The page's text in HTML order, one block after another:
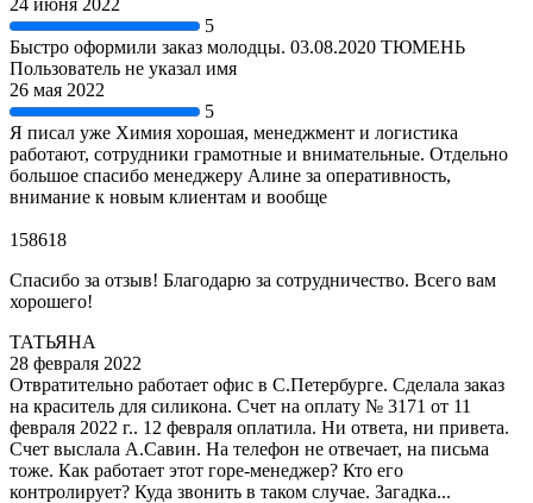
5
Быстро оформили заказ молодцы. 03.08.2020 ТЮМЕНЬ
Пользователь не указал имя
26 мая 2022
5
Я писал уже Химия хорошая, менеджмент и логистика
работают, сотрудники грамотные и внимательные. Отдельно
большое спасибо менеджеру Алине за оперативность,
внимание к новым клиентам и вообще
158618
Спасибо за отзыв! Благодарю за сотрудничество. Всего вам
хорошего!
ТАТЬЯНА
28 февраля 2022
Отвратительно работает офис в С.Петербурге. Сделала заказ
на краситель для силикона. Счет на оплату № 3171 от 11
февраля 2022 г.. 12 февраля оплатила. Ни ответа, ни привета.
Счет выслала А.Савин. На телефон не отвечает, на письма
тоже. Как работает этот горе-менеджер? Кто его
контролирует? Куда звонить в таком случае. Загадка...